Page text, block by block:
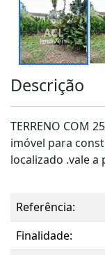
Descrição
TERRENO COM
imóvel para
localizado .vale
Referência:
Finalidade: